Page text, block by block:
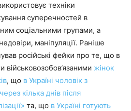
техніки
суперечностей в
соціальними групами, а
маніпуляції. Раніше
російські фейки про те, що в
військовозобов’язаними жінок
, що в Україні чоловік з
кілька днів після
та, що в Україні готують